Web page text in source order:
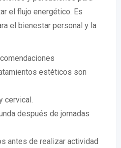
el flujo energético. Es
el bienestar personal y la
estéticos son
cervical.
después de jornadas
antes de realizar actividad